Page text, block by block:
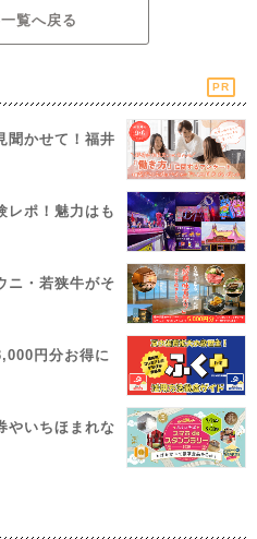
覧へ戻る
PR
聞かせて！福井
レポ！魅力はも
ニ・若狭牛がそ
円分お得に
やいちほまれな